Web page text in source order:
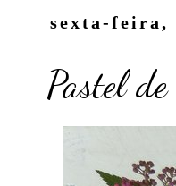
sexta-feira,
Pastel